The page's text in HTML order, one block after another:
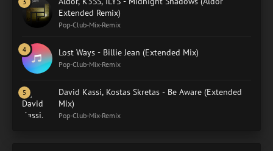
Extended Remix)
Pop-Club-Mix-Remix
Lost Ways - Billie Jean (Extended Mix)
Pop-Club-Mix-Remix
David Kassi, Kostas Skretas - Be Aware (Extended
Mix)
Pop-Club-Mix-Remix